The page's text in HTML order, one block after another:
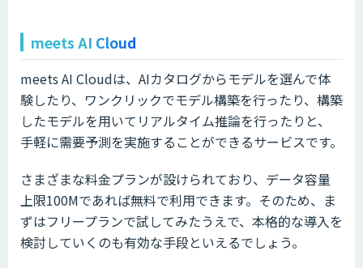
meets AI Cloud
meets AI Cloudは、AIカタログからモデルを選んで体
験したり、ワンクリックでモデル構築を行ったり、構築
したモデルを用いてリアルタイム推論を行ったりと、
手軽に需要予測を実施することができるサービスです。
さまざまな料金プランが設けられており、データ容量
上限100Mであれば無料で利用できます。そのため、ま
ずはフリープランで試してみたうえで、本格的な導入を
検討していくのも有効な手段といえるでしょう。